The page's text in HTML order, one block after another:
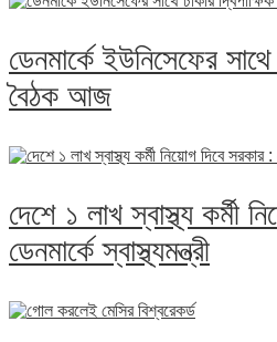
ডেনমার্কে ইউনিসেফের সাথে
বৈঠক আজ
দেশে ১ লাখ স্বাস্থ্য কর্মী
ডেনমার্কে স্বাস্থ্যমন্ত্রী